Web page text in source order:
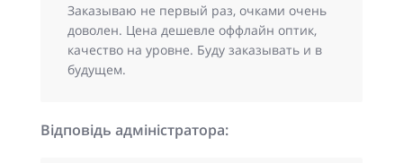
Заказываю не первый раз, очками очень
доволен. Цена дешевле оффлайн оптик,
качество на уровне. Буду заказывать и в
будущем.
Відповідь адміністратора: